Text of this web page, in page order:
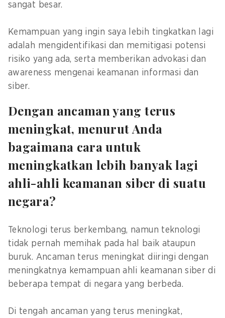
sangat besar.
Kemampuan yang ingin saya lebih tingkatkan lagi
adalah mengidentifikasi dan memitigasi potensi
risiko yang ada, serta memberikan advokasi dan
awareness mengenai keamanan informasi dan
siber.
Dengan ancaman yang terus
meningkat, menurut Anda
bagaimana cara untuk
meningkatkan lebih banyak lagi
ahli-ahli keamanan siber di suatu
negara?
Teknologi terus berkembang, namun teknologi
tidak pernah memihak pada hal baik ataupun
buruk. Ancaman terus meningkat diiringi dengan
meningkatnya kemampuan ahli keamanan siber di
beberapa tempat di negara yang berbeda.
Di tengah ancaman yang terus meningkat,